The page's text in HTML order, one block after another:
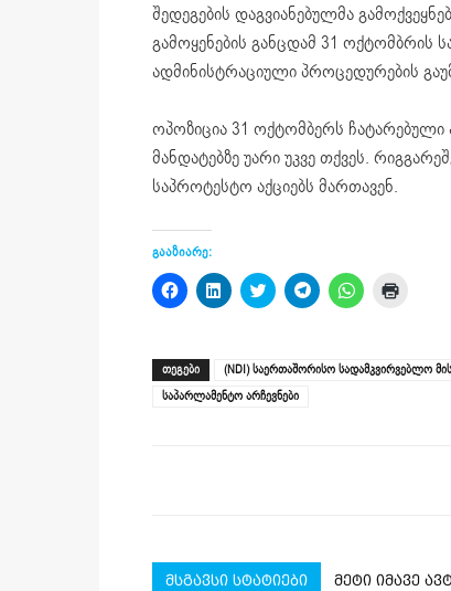
შედეგების დაგვიანებულმა
გამოყენების განცდამ 31 ოქტომბრის
ადმინისტრაციული პროცედურების
ოპოზიცია 31 ოქტომბერს ჩატარებული
მანდატებზე უარი უკვე თქვეს.
საპროტესტო აქციებს მართავენ.
გააზიარე:
Click
to
(Opens
in
new
window)
Click
to
(Opens
in
new
window)
Click
to
(Opens
in
new
window)
Click
to
(Opens
in
Click
to
(Opens
in
new
ᲗᲔᲒᲔᲑᲘ (NDI) საერთაშორისო სადამკვირვებლო
საპარლამენტო არჩევნები
მსგავსი სტატიები მეტი იმავე